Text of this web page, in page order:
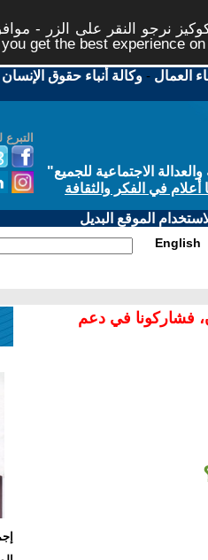
نرجو النقر على الزر -
get the best experience
العمال -وكالة أنباء حقوق الإنسان
الاجتماعية للجميع"
في الفكر والثقافة
الموقع البديل
English
فشاركونا في دعم